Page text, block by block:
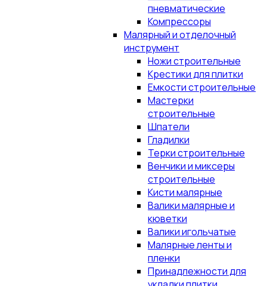
пневматические
Компрессоры
Малярный и отделочный
инструмент
Ножи строительные
Крестики для плитки
Емкости строительные
Мастерки
строительные
Шпатели
Гладилки
Терки строительные
Венчики и миксеры
строительные
Кисти малярные
Валики малярные и
кюветки
Валики игольчатые
Малярные ленты и
пленки
Принадлежности для